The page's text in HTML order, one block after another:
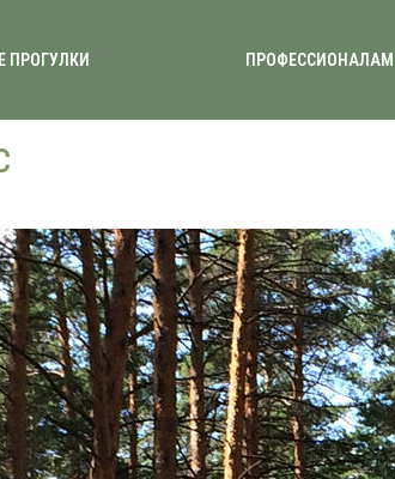
ПРОГУЛКИ ПРОФЕССИОНАЛАМ